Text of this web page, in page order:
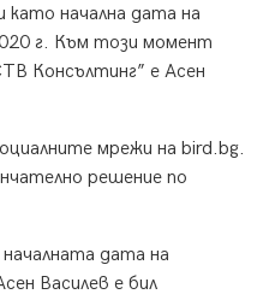
начална дата на
г. Към този момент
Консълтинг” е Асен
мрежи на bird.bg.
решение по
дата на
Василев е бил